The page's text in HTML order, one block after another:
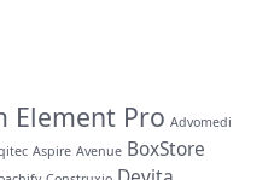
Element Pro Advomedi
Aspire Avenue BoxStore